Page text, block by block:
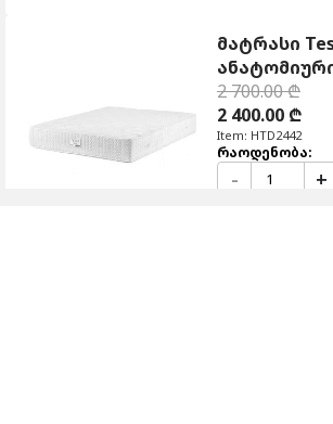
მატრასი
2 700.00 ₾
2 400.00 ₾
Item: HTD2442
რაოდენობა:
- +